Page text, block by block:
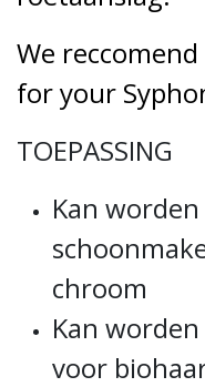
We reccomend
for your
TOEPASSING
Kan
chroom
Kan
voor